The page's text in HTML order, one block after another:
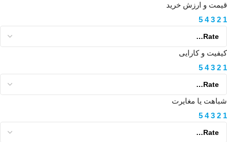
قیمت و ارزش خرید
1
2
3
4
5
کیفیت و کارایی
1
2
3
4
5
شباهت یا مغایرت
1
2
3
4
5